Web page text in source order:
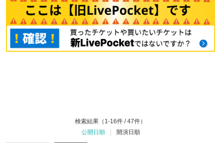
検索結果（1-16件 / 47件）
公開日順
開演日順